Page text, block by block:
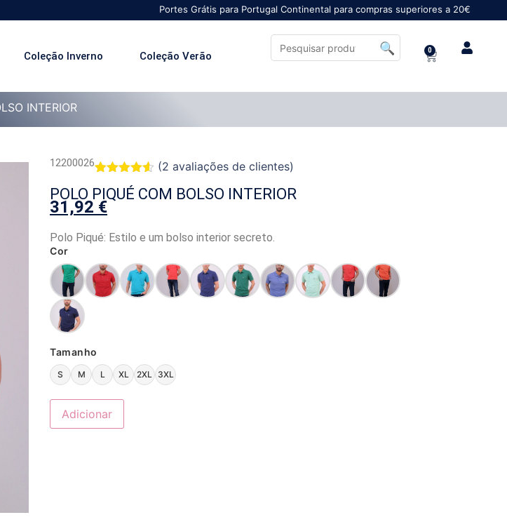
Portes Grátis para Portugal Continental para compras superiores a 20€
Coleção Inverno Coleção Verão 0
INTERIOR
12200026
Classificado
com 4.50
em 5 com
base em
de
(2 avaliações de clientes)
POLO PIQUÉ COM BOLSO INTERIOR
31,92 €
Polo Piqué: Estilo e um bolso interior secreto.
Cor
Tamanho
S M L XL 2XL 3XL
Adicionar